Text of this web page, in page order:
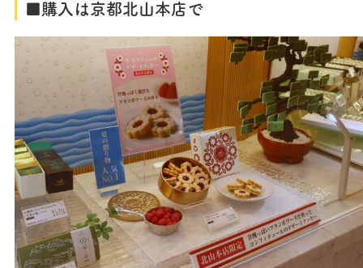
■購入は京都北山本店で